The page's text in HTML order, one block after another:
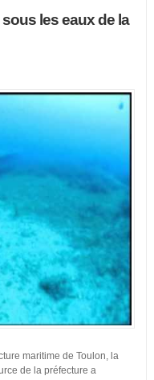
les eaux de la
maritime de Toulon, la
de la préfecture a